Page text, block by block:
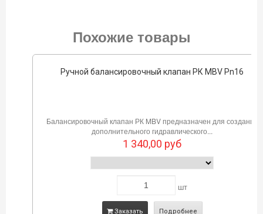
Похожие товары
Ручной балансировочный клапан РК MBV Pn16
Балансировочный клапан РК MBV предназначен для создания
дополнительного гидравлического...
1 340,00 руб
шт
Заказать Подробнее